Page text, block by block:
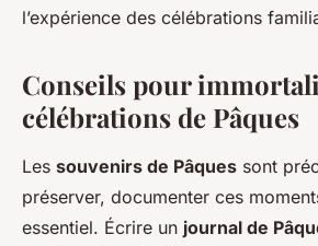
l’expérience des célébrations
Conseils pour
célébrations de Pâques
Les souvenirs de Pâques sont
préserver, documenter ces
essentiel. Écrire un journal de